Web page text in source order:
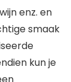
enz. en
smaak
kun je